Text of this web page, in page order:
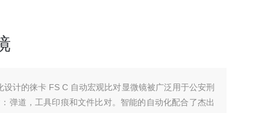
计的徕卡 FS C 自动宏观比对显微镜被广泛用于公安刑
弹道，工具印痕和文件比对。智能的自动化配合了杰出